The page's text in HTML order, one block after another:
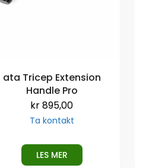
ata Tricep Extension
Handle Pro
kr895,00
Ta kontakt
LES MER